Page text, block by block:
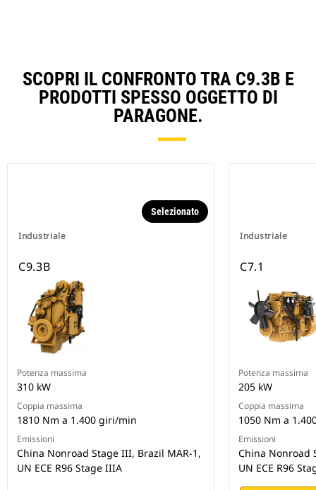
SCOPRI IL CONFRONTO TRA C9.3B E
PRODOTTI SPESSO OGGETTO DI
PARAGONE.
Industriale
Selezionato
C9.3B
Potenza massima
310 kW
Coppia massima
1810 Nm a 1.400 giri/min
Emissioni
China Nonroad Stage III, Brazil MAR-1,
UN ECE R96 Stage IIIA
Industriale
C7.1
Potenza massima
205 kW
Coppia massima
1050 Nm a
Emissioni
China Nonroad
UN ECE R96